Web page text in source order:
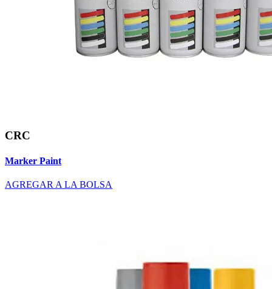
CRC
Marker Paint
AGREGAR A LA BOLSA